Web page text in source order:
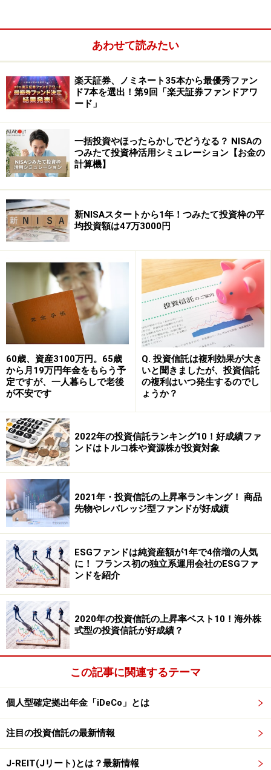
公的年金控除額の計算式は、65歳未満と65歳以上で異な
り、収入金額によっても異なります。なお、公的年金の
収入（予定）額が多い方がiDeCoで年金受取を選択する
と、雑所得として課税される額が大きくなるだけでな
く、健康保険料や介護保険料の負担が重くなる可能性も
ありますので注意しましょう。
公的年金等控除額の計算
実際に一時金として受け取るか、年金として受け取るか
の決定は、加入時ではなく、60歳以降の受給手続きの際
に行っていただきます。受給に際しては、iDeCo以外の
退職所得のほか、公的年金の給付予定額も考慮に入れた
すすめします。
【関連記事】
投資信託の売り時はいつ？
分散投資の落とし穴、分散させすぎは逆効果！
あなたが今すぐつみたてNISAをやるべき理由
※記事内容は執筆時点のものです。最新の内容をご確認くださ
い。
本記事の内容は一般的な情報提供を目的としており、特定の金融
商品や投資行動を推奨するものではありません。
投資や資産運用に関する最終的なご判断はご自身の責任において
行ってください。
掲載情報の正確性・完全性については十分に配慮しております
が、その内容を保証するものではなく、これに基づく損失・損害
などについて当社は一切の責任を負いません。
最新の情報や詳細については、必ず各金融機関やサービス提供者
【編集部からのお知らせ】
・「家計」について、アンケート（2026/8/31まで）
を実施
中です！
※抽選で20名にAmazonギフト券1000円分プレゼント
※謝礼付きの限定アンケートやモニター企画に参加が可能に
なります
あわせて読みたい
楽天証券、ノミネート35本から最優秀ファン
ド7本を選出！第9回「楽天証券ファンドアワ
ード」
一括投資やほったらかしでどうなる？ NISAの
つみたて投資枠活用シミュレーション【お金の
計算機】
新NISAスタートから1年！つみたて投資枠の平
均投資額は47万3000円
60歳、資産3100万円。65歳
から月19万円年金をもらう予
定ですが、一人暮らしで老後
が不安です
Q. 投資信託は複利効果が大き
いと聞きましたが、投資信託
の複利はいつ発生するのでし
ょうか？
2022年の投資信託ランキング10！好成績ファ
ンドはトルコ株や資源株が投資対象
2021年・投資信託の上昇率ランキング！ 商品
先物やレバレッジ型ファンドが好成績
ESGファンドは純資産額が1年で4倍増の人気
に！ フランス初の独立系運用会社のESGファ
ンドを紹介
2020年の投資信託の上昇率ベスト10！海外株
式型の投資信託が好成績？
この記事に関連するテーマ
個人型確定拠出年金「iDeCo」とは
注目の投資信託の最新情報
J-REIT(Jリート)とは？最新情報